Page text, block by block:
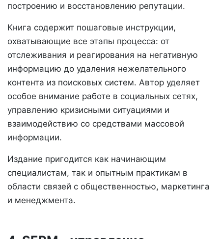
построению и восстановлению репутации.
Книга содержит пошаговые инструкции,
охватывающие все этапы процесса: от
отслеживания и реагирования на негативную
информацию до удаления нежелательного
контента из поисковых систем. Автор уделяет
особое внимание работе в социальных сетях,
управлению кризисными ситуациями и
взаимодействию со средствами массовой
информации.
Издание пригодится как начинающим
специалистам, так и опытным практикам в
области связей с общественностью, маркетинга
и менеджмента.